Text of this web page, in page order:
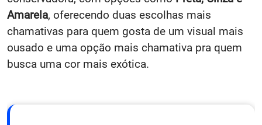
Amarela, oferecendo duas escolhas mais
chamativas para quem gosta de um visual mais
ousado e uma opção mais chamativa pra quem
busca uma cor mais exótica.